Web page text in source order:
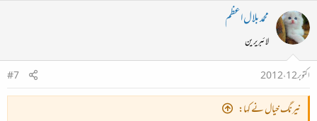
محمد بلال اعظم
لائبریرین
اکتوبر 12، 2012
#7
نیرنگ خیال نے کہا: